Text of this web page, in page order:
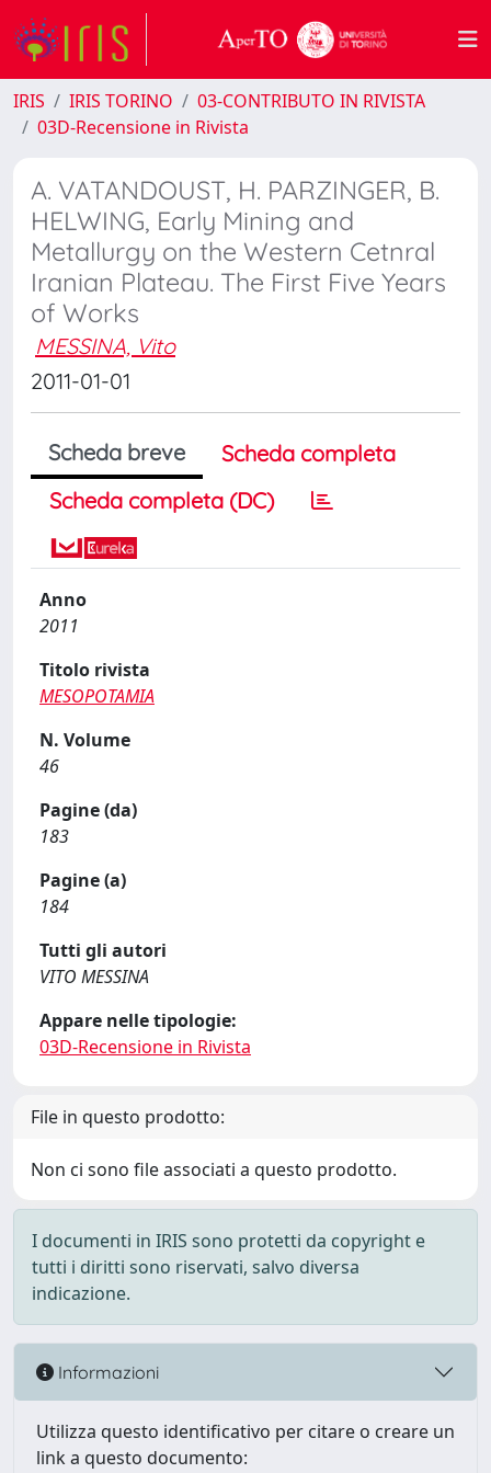
IRIS IRIS TORINO
03-CONTRIBUTO IN RIVISTA
03D-Recensione in Rivista
A. VATANDOUST, H. PARZINGER, B.
HELWING, Early Mining and
Metallurgy on the Western Cetnral
Iranian Plateau. The First Five Years
of Works
MESSINA, Vito
2011-01-01
Scheda breve
Scheda completa
Scheda completa (DC)
Anno
2011
Titolo rivista
MESOPOTAMIA
N. Volume
46
Pagine (da)
183
Pagine (a)
184
Tutti gli autori
VITO MESSINA
Appare nelle tipologie:
03D-Recensione in Rivista
File in questo prodotto:
Non ci sono file associati a questo prodotto.
I documenti in IRIS sono protetti da copyright e
tutti i diritti sono riservati, salvo diversa
indicazione.
Informazioni
Utilizza questo identificativo per citare o creare un
link a questo documento: